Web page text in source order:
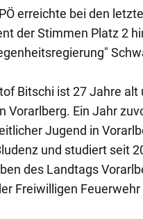
erreichte bei den
der Stimmen Platz 2
Bitschi ist 27 Jahre
Vorarlberg. Ein Jahr
Jugend in
und studiert seit
des Landtags
Freiwilligen